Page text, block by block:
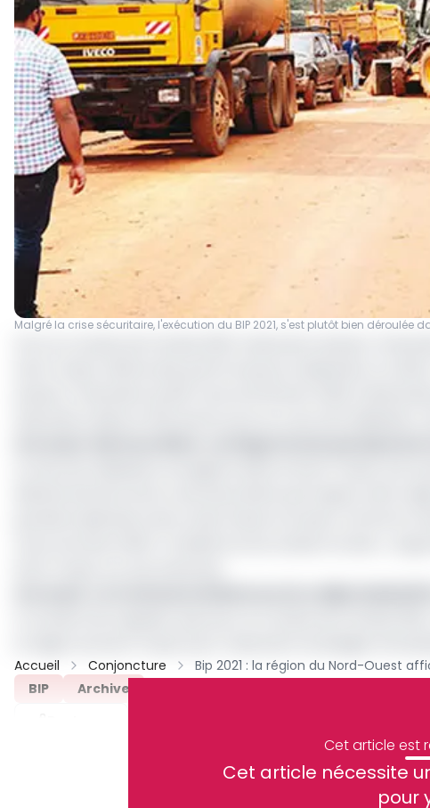
Malgré la crise sécuritaire, l'exécution du BIP 2021, s'est plutôt bien déroulée
Cet article est
Cet article nécessite
pour
Accueil Conjoncture
BIP
Archive
Recevez notre briefing